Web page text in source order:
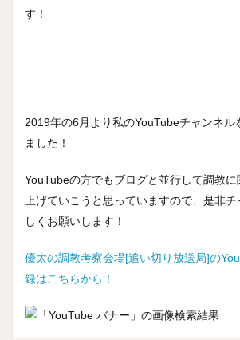
す！
2019年の6月より私のYouTubeチャンネル
ました！
YouTubeの方でもブログと並行して調教に
上げていこうと思っていますので、是非
しくお願いします！
優太の調教考察会場[追い切り放送局]の
録はこちらから！